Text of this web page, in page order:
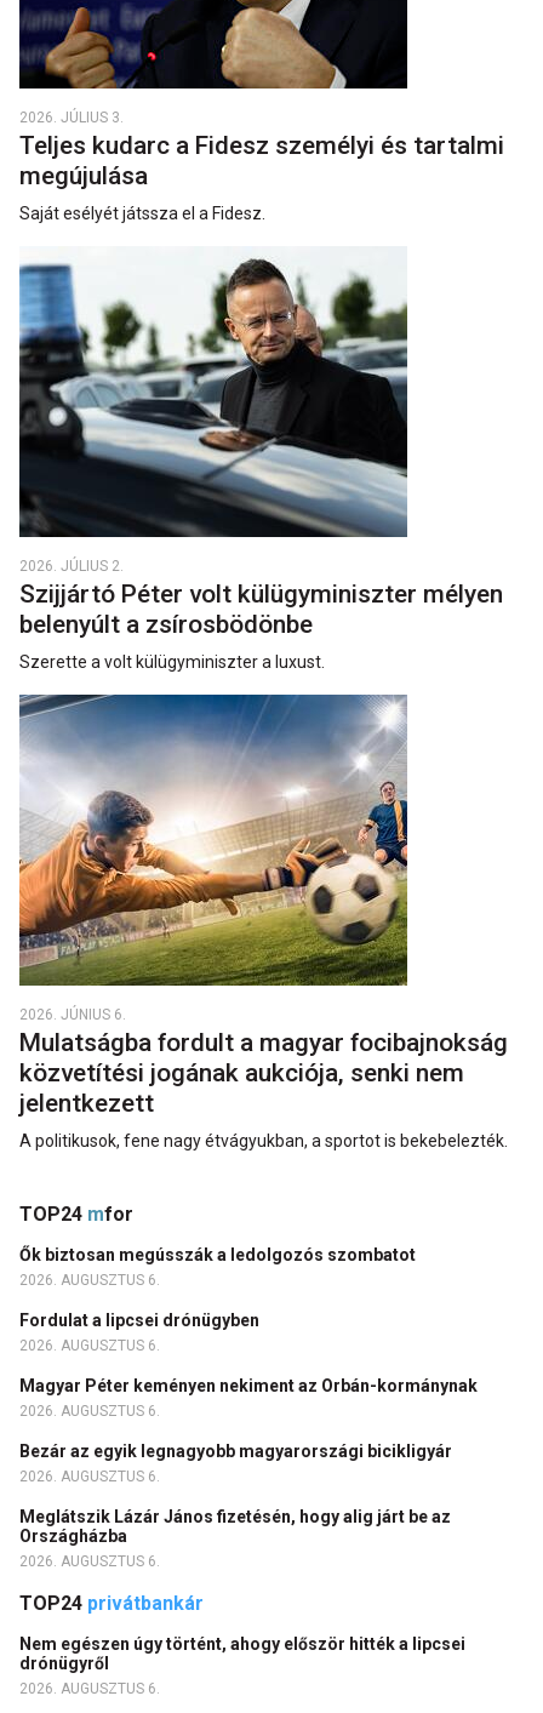
2026. JÚLIUS 3.
Teljes kudarc a Fidesz személyi és tartalmi
megújulása
Saját esélyét játssza el a Fidesz.
2026. JÚLIUS 2.
Szijjártó Péter volt külügyminiszter mélyen
belenyúlt a zsírosbödönbe
Szerette a volt külügyminiszter a luxust.
2026. JÚNIUS 6.
Mulatságba fordult a magyar focibajnokság
közvetítési jogának aukciója, senki nem
jelentkezett
A politikusok, fene nagy étvágyukban, a sportot is bekebelezték.
TOP24 mfor
Ők biztosan megússzák a ledolgozós szombatot
2026. AUGUSZTUS 6.
Fordulat a lipcsei drónügyben
2026. AUGUSZTUS 6.
Magyar Péter keményen nekiment az Orbán-kormánynak
2026. AUGUSZTUS 6.
Bezár az egyik legnagyobb magyarországi bicikligyár
2026. AUGUSZTUS 6.
Meglátszik Lázár János fizetésén, hogy alig járt be az
Országházba
2026. AUGUSZTUS 6.
TOP24 privátbankár
Nem egészen úgy történt, ahogy először hitték a lipcsei
drónügyről
2026. AUGUSZTUS 6.